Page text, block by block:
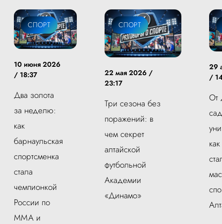
СПОРТ
10 июня 2026
/ 18:37
Два золота
за неделю:
как
барнаульская
спортсменка
стала
чемпионкой
России по
ММА и
СПОРТ
22 мая 2026 /
23:17
Три сезона без
поражений: в
чем секрет
алтайской
футбольной
Академии
«Динамо»
29
/
От